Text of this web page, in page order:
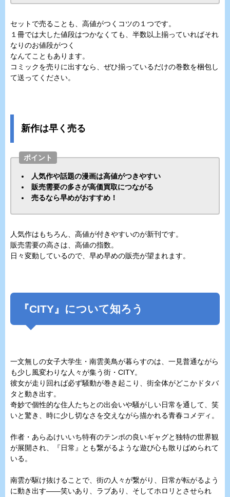
セットで売ることも、高値がつくコツの１つです。
１冊では大した値段はつかなくても、半数以上揃っていればそれ
なりのお値段がつく
なんてこともあります。
コミックを売りに出すなら、ぜひ揃っているだけの巻数を梱包し
て送ってください。
新作は早く売る
ポイント
人気作や話題の漫画は高値がつきやすい
販売需要の多さが高価買取につながる
売るなら早めがおすすめ！
人気作はもちろん、高値が付きやすいのが新刊です。
販売需要の高さは、高値の指数。
日々変動しているので、早め早めの販売が望まれます。
『CITY』について知ろう
一文無しの女子大学生・南雲美鳥が暮らすのは、一見普通ながら
も少し風変わりな人々が集う街・CITY。
彼女が走り回れば必ず騒動が巻き起こり、街全体がどこかドタバ
タと動き出す。
奇妙で個性的な住人たちとの出会いや騒がしい日常を通して、笑
いと驚き、時に少し切なさを交えながら描かれる青春コメディ。
作者・あらゐけいいち特有のテンポの良いギャグと独特の世界観
が展開され、『日常』とも繋がるような遊び心も散りばめられて
いる。
南雲が駆け抜けることで、街の人々が繋がり、日常が転がるよう
に動き出す――笑いあり、ラブあり、そしてホロリとさせられ